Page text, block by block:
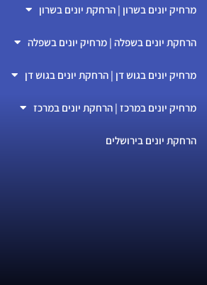
מרחיק יונים בשרון | הרחקת יונים בשרון
הרחקת יונים בשפלה | מרחיק יונים בשפלה
מרחיק יונים בגוש דן | הרחקת יונים בגוש דן
מרחיק יונים במרכז | הרחקת יונים במרכז
הרחקת יונים בירושלים